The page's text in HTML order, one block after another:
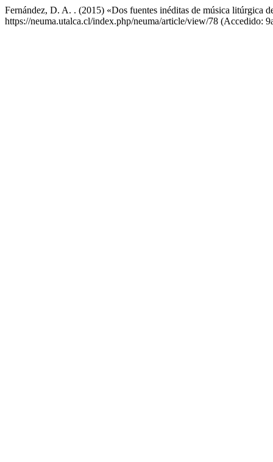
Fernández, D. A. . (2015) «Dos fuentes inéditas de música
https://neuma.utalca.cl/index.php/neuma/article/view/78 (Accedido: